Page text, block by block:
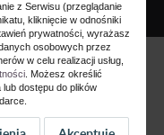
WydawnictwoExplanator -
na niej
z Serwisu (przeglądanie
kliknięcie w odnośniki
prywatności, wyrażasz
osobowych przez
w celu realizacji usług,
. Możesz określić
dostępu do plików